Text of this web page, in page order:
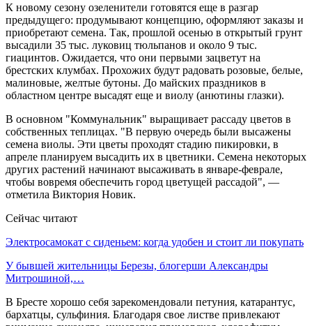
К новому сезону озеленители готовятся еще в разгар
предыдущего: продумывают концепцию, оформляют заказы и
приобретают семена. Так, прошлой осенью в открытый грунт
высадили 35 тыс. луковиц тюльпанов и около 9 тыс.
гиацинтов. Ожидается, что они первыми зацветут на
брестских клумбах. Прохожих будут радовать розовые, белые,
малиновые, желтые бутоны. До майских праздников в
областном центре высадят еще и виолу (анютины глазки).
В основном "Коммунальник" выращивает рассаду цветов в
собственных теплицах. "В первую очередь были высажены
семена виолы. Эти цветы проходят стадию пикировки, в
апреле планируем высадить их в цветники. Семена некоторых
других растений начинают высаживать в январе-феврале,
чтобы вовремя обеспечить город цветущей рассадой", —
отметила Виктория Новик.
Сейчас читают
Электросамокат с сиденьем: когда удобен и стоит ли покупать
У бывшей жительницы Березы, блогерши Александры
Митрошиной,…
В Бресте хорошо себя зарекомендовали петуния, катарантус,
бархатцы, сульфиния. Благодаря свое листве привлекают